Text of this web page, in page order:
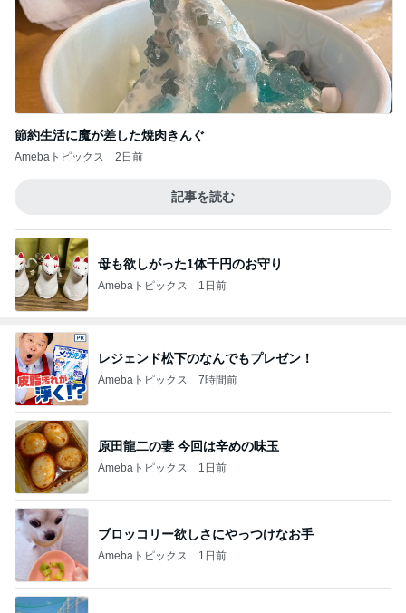
節約生活に魔が差した焼肉きんぐ
Amebaトピックス 2日前
記事を読む
母も欲しがった1体千円のお守り
Amebaトピックス 1日前
レジェンド松下のなんでもプレゼン！
Amebaトピックス 7時間前
原田龍二の妻 今回は辛めの味玉
Amebaトピックス 1日前
ブロッコリー欲しさにやっつけなお手
Amebaトピックス 1日前